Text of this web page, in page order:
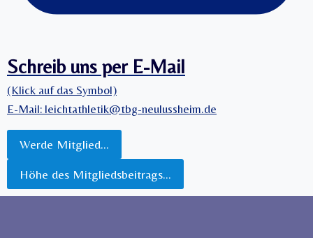
Schreib uns per E-Mail
(Klick auf das Symbol)
E-Mail: leichtathletik@tbg-neulussheim.de
Werde Mitglied…
Höhe des Mitgliedsbeitrags…